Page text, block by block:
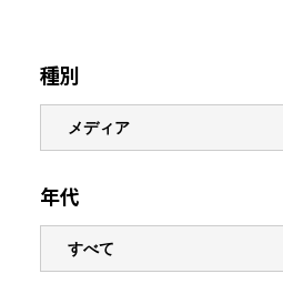
種別
年代